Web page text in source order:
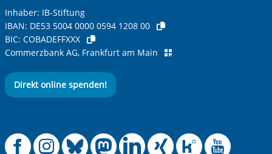
Inhaber: IB-Stiftung
IBAN: DE53 5004 0000 0594 1208 00
BIC: COBADEFFXXX
Commerzbank AG, Frankfurt am Main
Direkt online spenden!